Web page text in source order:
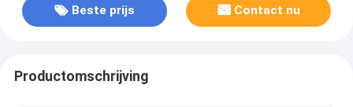
Beste prijs Contact nu
Productomschrijving